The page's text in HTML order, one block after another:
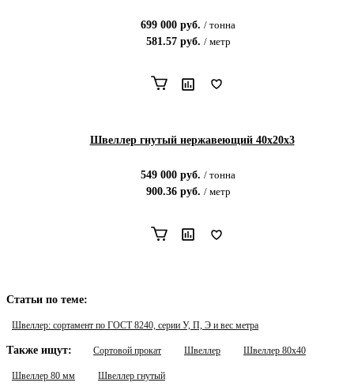
699 000 руб. / тонна
581.57руб. / метр
Швеллер гнутый нержавеющий 40х20х3
549 000 руб. / тонна
900.36руб. / метр
Статьи по теме:
Швеллер: сортамент по ГОСТ 8240, серии У, П, Э и вес метра
Также ищут: Сортовой прокат Швеллер Швеллер 80х40
Швеллер 80 мм Швеллер гнутый